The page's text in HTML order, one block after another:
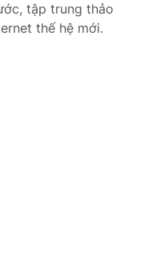
tập trung thảo
thế hệ mới.